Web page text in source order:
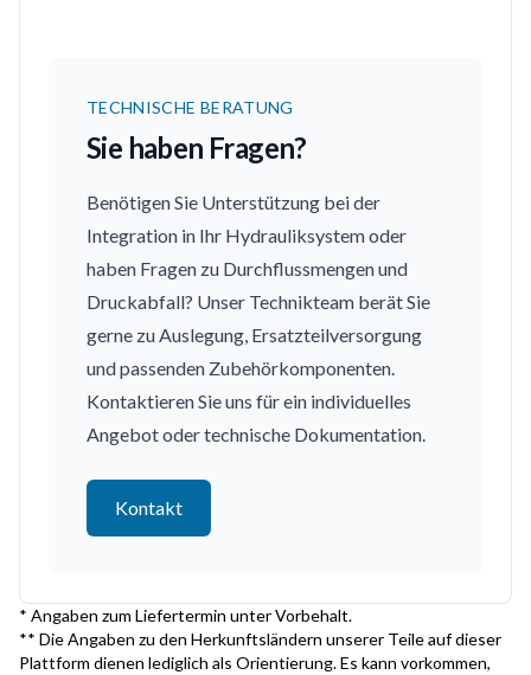
TECHNISCHE BERATUNG
Sie haben Fragen?
Benötigen Sie Unterstützung bei der
Integration in Ihr Hydrauliksystem oder
haben Fragen zu Durchflussmengen und
Druckabfall? Unser Technikteam berät Sie
gerne zu Auslegung, Ersatzteilversorgung
und passenden Zubehörkomponenten.
Kontaktieren Sie uns für ein individuelles
Angebot oder technische Dokumentation.
Kontakt
* Angaben zum Liefertermin unter Vorbehalt.
** Die Angaben zu den Herkunftsländern unserer Teile auf dieser
Plattform dienen lediglich als Orientierung. Es kann vorkommen,